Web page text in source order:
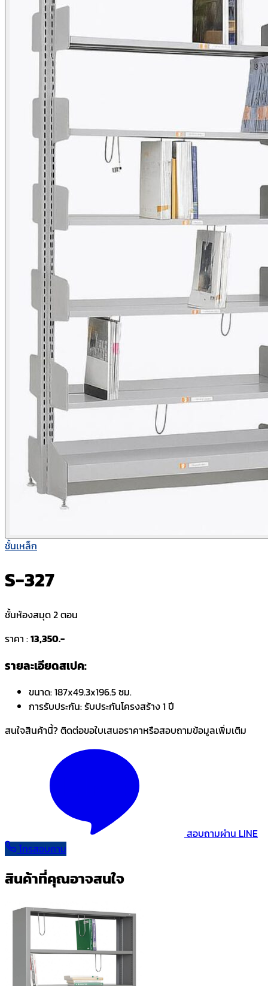
ชั้นเหล็ก
S-327
ชั้นห้องสมุด 2 ตอน
ราคา :13,350.-
รายละเอียดสเปค:
ขนาด:187x49.3x196.5 ซม.
การรับประกัน:รับประกันโครงสร้าง 1 ปี
สนใจสินค้านี้? ติดต่อขอใบเสนอราคาหรือสอบถามข้อมูลเพิ่มเติม
สอบถามผ่าน LINE
โทรสอบถาม
สินค้าที่คุณอาจสนใจ